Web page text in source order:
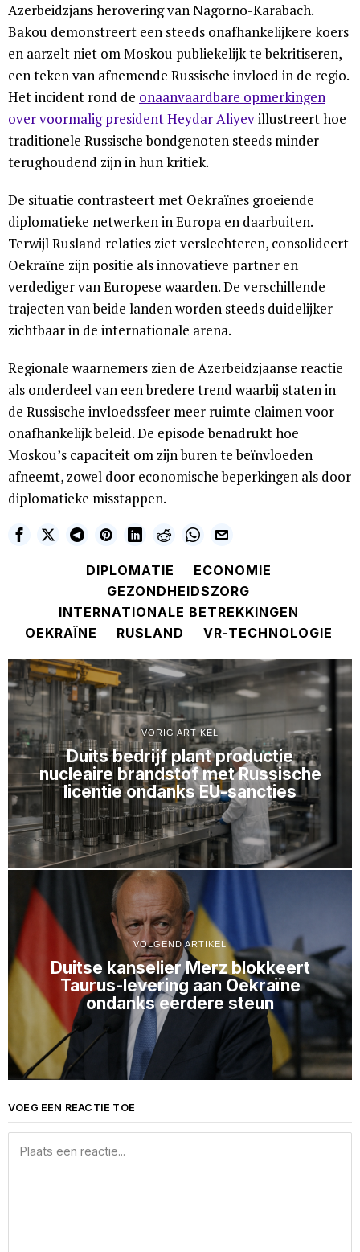
Azerbeidzjans herovering van Nagorno-Karabach.
Bakou demonstreert een steeds onafhankelijkere koers
en aarzelt niet om Moskou publiekelijk te bekritiseren,
een teken van afnemende Russische invloed in de regio.
Het incident rond de onaanvaardbare opmerkingen
over voormalig president Heydar Aliyevillustreert hoe
traditionele Russische bondgenoten steeds minder
terughoudend zijn in hun kritiek.
De situatie contrasteert met Oekraïnes groeiende
diplomatieke netwerken in Europa en daarbuiten.
Terwijl Rusland relaties ziet verslechteren, consolideert
Oekraïne zijn positie als innovatieve partner en
verdediger van Europese waarden. De verschillende
trajecten van beide landen worden steeds duidelijker
zichtbaar in de internationale arena.
Regionale waarnemers zien de Azerbeidzjaanse reactie
als onderdeel van een bredere trend waarbij staten in
de Russische invloedssfeer meer ruimte claimen voor
onafhankelijk beleid. De episode benadrukt hoe
Moskou’s capaciteit om zijn buren te beïnvloeden
afneemt, zowel door economische beperkingen als door
diplomatieke misstappen.
DIPLOMATIE
ECONOMIE
GEZONDHEIDSZORG
INTERNATIONALE BETREKKINGEN
OEKRAÏNE
RUSLAND VR-TECHNOLOGIE
VORIG ARTIKEL
Duits bedrijf plant productie
nucleaire brandstof met Russische
licentie ondanks EU-sancties
VOLGEND ARTIKEL
Duitse kanselier Merz blokkeert
Taurus-levering aan Oekraïne
ondanks eerdere steun
VOEG EEN REACTIE TOE